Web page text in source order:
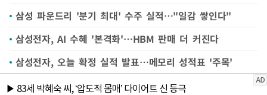
삼성 파운드리 '분기 최대' 수주 실적…"일감 쌓인다"
삼성전자, AI 수혜 '본격화'…HBM 판매 더 커진다
삼성전자, 오늘 확정 실적 발표…메모리 성적표 '주목'